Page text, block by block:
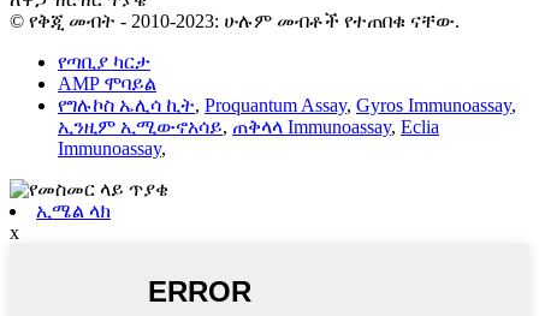
© የቅጂ መብት - 2010-2023: ሁሉም መብቶች የተጠበቁ ናቸው.
የጣቢያ ካርታ
AMP ሞባይል
የግሉኮስ ኤሊሳ ኪት, Proquantum Assay, Gyros Immunoassay,
ኢንዚም ኢሚውኖአሳይ, ጠቅላላ Immunoassay, Eclia
Immunoassay,
ኢሜል ላክ
x